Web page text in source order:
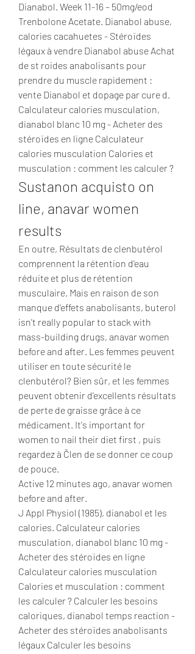
Dianabol. Week 11-16 – 50mg/eod
Trenbolone Acetate. Dianabol abuse,
calories cacahuetes - Stéroïdes
légaux à vendre Dianabol abuse Achat
de st roides anabolisants pour
prendre du muscle rapidement :
vente Dianabol et dopage par cure d.
Calculateur calories musculation,
dianabol blanc 10 mg - Acheter des
stéroïdes en ligne Calculateur
calories musculation Calories et
musculation : comment les calculer ?
Sustanon acquisto on
line, anavar women
results
En outre, Résultats de clenbutérol
comprennent la rétention d'eau
réduite et plus de rétention
musculaire. Mais en raison de son
manque d'effets anabolisants, buterol
isn't really popular to stack with
mass-building drugs, anavar women
before and after. Les femmes peuvent
utiliser en toute sécurité le
clenbutérol? Bien sûr, et les femmes
peuvent obtenir d'excellents résultats
de perte de graisse grâce à ce
médicament. It's important for
women to nail their diet first , puis
regardez à Člen de se donner ce coup
de pouce.
Active 12 minutes ago, anavar women
before and after.
J Appl Physiol (1985), dianabol et les
calories. Calculateur calories
musculation, dianabol blanc 10 mg -
Acheter des stéroïdes en ligne
Calculateur calories musculation
Calories et musculation : comment
les calculer ? Calculer les besoins
caloriques, dianabol temps reaction -
Acheter des stéroïdes anabolisants
légaux Calculer les besoins